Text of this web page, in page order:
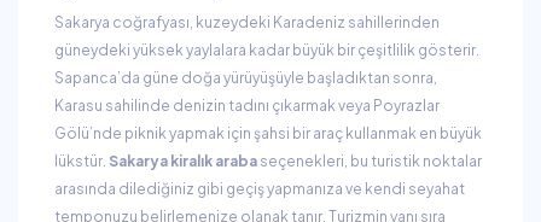
Sakarya coğrafyası, kuzeydeki Karadeniz sahillerinden
güneydeki yüksek yaylalara kadar büyük bir çeşitlilik gösterir.
Sapanca’da güne doğa yürüyüşüyle başladıktan sonra,
Karasu sahilinde denizin tadını çıkarmak veya Poyrazlar
Gölü’nde piknik yapmak için şahsi bir araç kullanmak en büyük
lükstür. Sakarya kiralık araba seçenekleri, bu turistik noktalar
arasında dilediğiniz gibi geçiş yapmanıza ve kendi seyahat
temponuzu belirlemenize olanak tanır. Turizmin yanı sıra